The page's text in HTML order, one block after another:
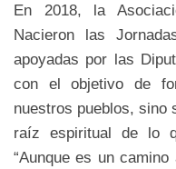
En 2018, la
Nacieron las
apoyadas por las
con el objetivo de
nuestros pueblos, sino
raíz espiritual de lo
“Aunque es un